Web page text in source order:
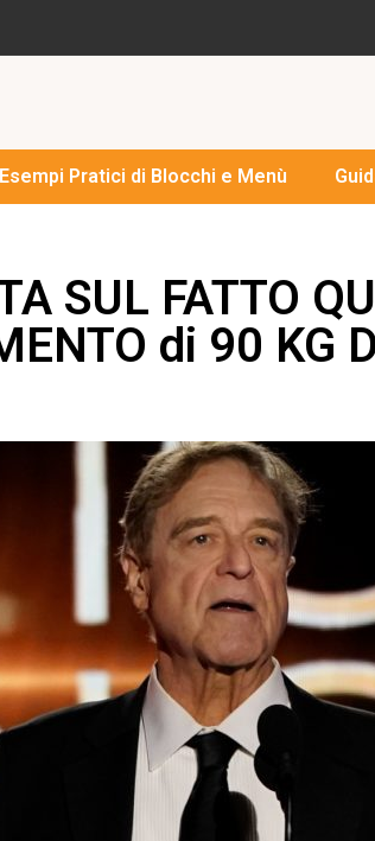
Esempi Pratici di Blocchi e Menù
SUL FATTO
di 90 KG